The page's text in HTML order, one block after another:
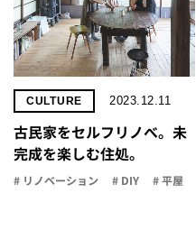
CULTURE 2023.12.11
古民家をセルフリノべ。未
完成を楽しむ住処。
# リノベーション # DIY # 平屋